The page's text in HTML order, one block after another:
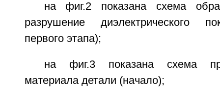
на фиг.2 показана схема
разрушение диэлектрического
первого этапа);
на фиг.3 показана схема
материала детали (начало);